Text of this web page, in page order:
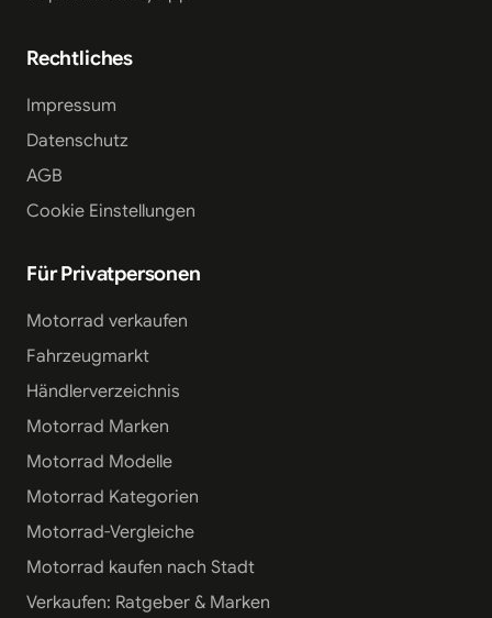
Rechtliches
Impressum
Datenschutz
AGB
Cookie Einstellungen
Für Privatpersonen
Motorrad verkaufen
Fahrzeugmarkt
Händlerverzeichnis
Motorrad Marken
Motorrad Modelle
Motorrad Kategorien
Motorrad-Vergleiche
Motorrad kaufen nach Stadt
Verkaufen: Ratgeber & Marken